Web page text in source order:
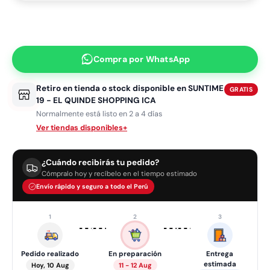
Compra por WhatsApp
Retiro en tienda o stock disponible enSUNTIME
19 - EL QUINDE SHOPPING ICA
GRATIS
Normalmente está listo en 2 a 4 días
Ver tiendas disponibles+
¿Cuándo recibirás tu pedido?
Cómpralo hoy y recíbelo en el tiempo estimado
Envío rápido y seguro a todo el Perú
1
Pedido realizado
Hoy, 10 Aug
›
2
En preparación
11 - 12 Aug
›
3
Entrega
estimada